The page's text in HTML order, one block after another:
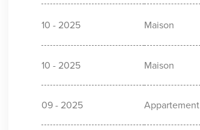
10 - 2025 Maison
10 - 2025 Maison
09 - 2025 Appartement